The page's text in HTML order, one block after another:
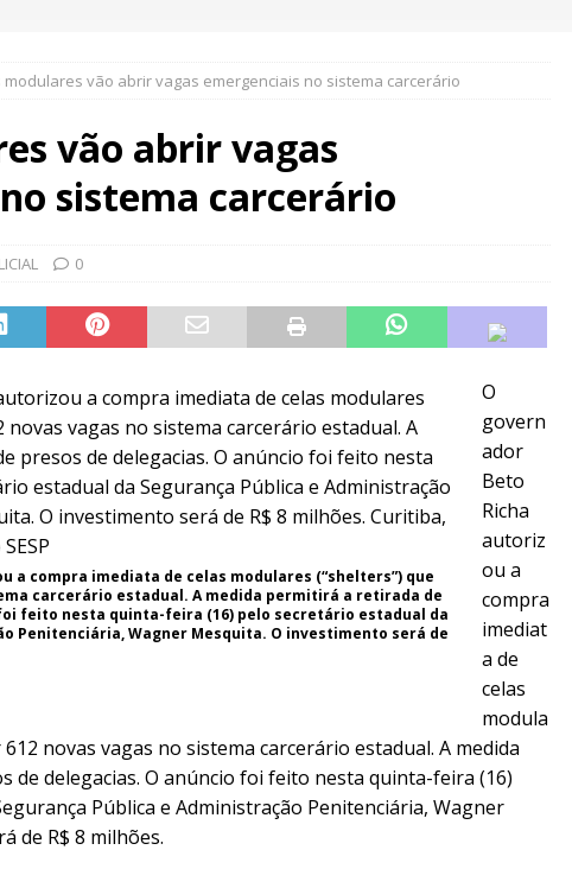
modulares vão abrir vagas emergenciais no sistema carcerário
vão abrir vagas
sistema carcerário
0
a compra imediata de celas modulares (“shelters”) que
carcerário estadual. A medida permitirá a retirada de
feito nesta quinta-feira (16) pelo secretário estadual da
Penitenciária, Wagner Mesquita. O investimento será de
O
govern
ador
Beto
Richa
autoriz
ou a
compra
imediat
a de
celas
modula
novas vagas no sistema carcerário estadual. A medida
de delegacias. O anúncio foi feito nesta quinta-feira (16)
Pública e Administração Penitenciária, Wagner
de R$ 8 milhões.